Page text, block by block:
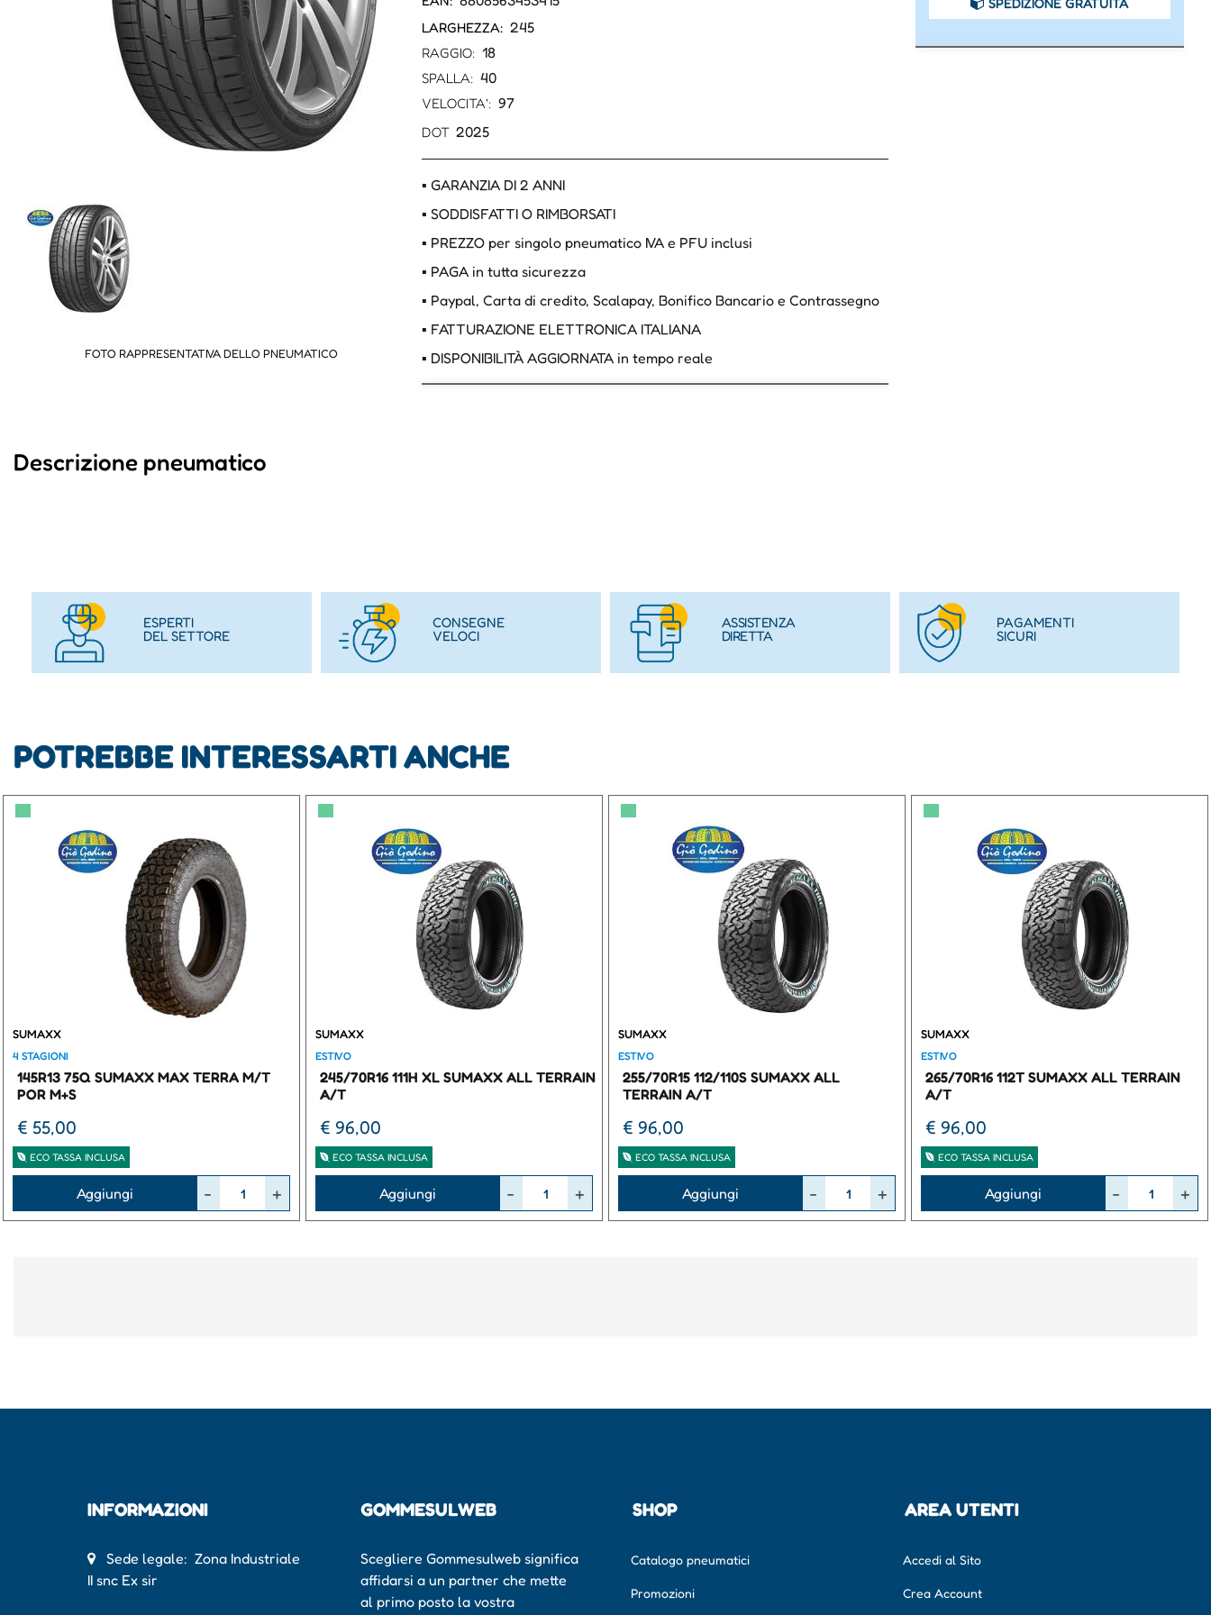
FOTO RAPPRESENTATIVA DELLO PNEUMATICO
LARGHEZZA: 245
RAGGIO: 18
SPALLA: 40
VELOCITA': 97
DOT 2025
▪ GARANZIA DI 2 ANNI
▪ SODDISFATTI O RIMBORSATI
▪ PREZZO per singolo pneumatico IVA e PFU inclusi
▪ PAGA in tutta sicurezza
▪ Paypal, Carta di credito, Scalapay, Bonifico Bancario e Contrassegno
▪ FATTURAZIONE ELETTRONICA ITALIANA
▪ DISPONIBILITÀ AGGIORNATA in tempo reale
SPEDIZIONE GRATUITA
Descrizione pneumatico
ESPERTI
DEL SETTORE
CONSEGNE
VELOCI
ASSISTENZA
DIRETTA
PAGAMENTI
SICURI
POTREBBE INTERESSARTI ANCHE
▀
SUMAXX
4 STAGIONI
145R13 75Q SUMAXX MAX TERRA M/T
POR M+S
€ 55,00
ECO TASSA INCLUSA
Aggiungi
▀
SUMAXX
ESTIVO
245/70R16 111H XL SUMAXX ALL TERRAIN
A/T
€ 96,00
ECO TASSA INCLUSA
Aggiungi
▀
SUMAXX
ESTIVO
255/70R15 112/110S SUMAXX ALL
TERRAIN A/T
€ 96,00
ECO TASSA INCLUSA
Aggiungi
▀
SUMAXX
ESTIVO
265/70R16 112T SUMAXX ALL TERRAIN
A/T
€ 96,00
ECO TASSA INCLUSA
Aggiungi
INFORMAZIONI
Sede legale: Zona Industriale
II snc Ex sir
GOMMESULWEB
Scegliere Gommesulweb significa
affidarsi a un partner che mette
al primo posto la vostra
SHOP
Catalogo pneumatici
Promozioni
AREA UTENTI
Accedi al Sito
Crea Account